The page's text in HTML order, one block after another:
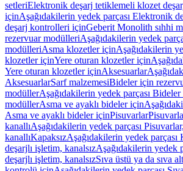
setleriElektronik deşarj tetiklemeli klozet
içinAşağıdakilerin yedek parçası Elektronik
deşarj kontrolleri içinGeberit Monolith sıhhi
rezervuar modülleriAşağıdakilerin yedek
modülleriAsma klozetler içinAşağıdakilerin
klozetler içinYere oturan klozetler için
Yere oturan klozetler içinAksesuarlar
AksesuarlarSarf malzemesiBideler için
modüllerAşağıdakilerin yedek parçası
modüllerAsma ve ayaklı bideler için
Asma ve ayaklı bideler içinPisuvarlar
kanallıAşağıdakilerin yedek parçası
kanallıKapaksızAşağıdakilerin yedek parçası
deşarjlı işletim, kanalsızAşağıdakilerin yedek
deşarjlı işletim, kanalsızSıva üstü ya da sıva